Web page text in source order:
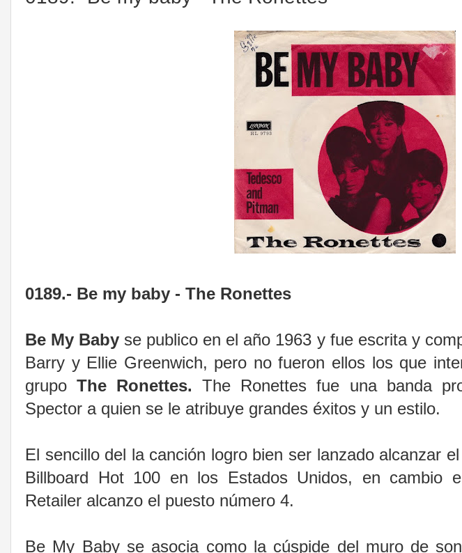
0189.- Be my baby - The Ronettes
Be My Baby se publico en el año 1963 y fue escrita y
Barry y Ellie Greenwich, pero no fueron ellos los que
grupoThe Ronettes. The Ronettes fue una banda
Spector a quien se le atribuye grandes éxitos y un estilo.
El sencillo del la canción logro bien ser lanzado alcanzar
Billboard Hot 100 en los Estados Unidos, en cambio
Retailer alcanzo el puesto número 4.
Be My Baby se asocia como la cúspide del muro de